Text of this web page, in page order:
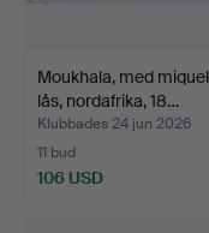
Moukhala, med
lås, nordafrika, 18…
Klubbades 24 jun 2026
11 bud
106 USD